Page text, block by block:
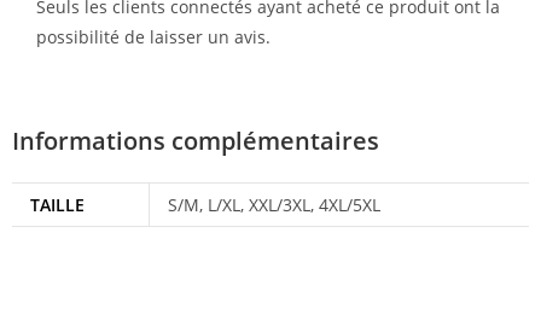
Seuls les clients connectés ayant acheté ce produit ont la
possibilité de laisser un avis.
Informations complémentaires
TAILLE S/M, L/XL, XXL/3XL, 4XL/5XL